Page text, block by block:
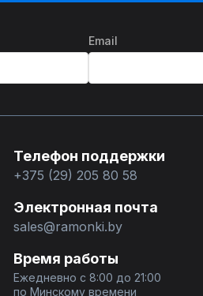
Email
Телефон поддержки
+375 (29) 205 80 58
Электронная почта
sales@ramonki.by
Время работы
Ежедневно с 8:00 до 21:00
по Минскому времени